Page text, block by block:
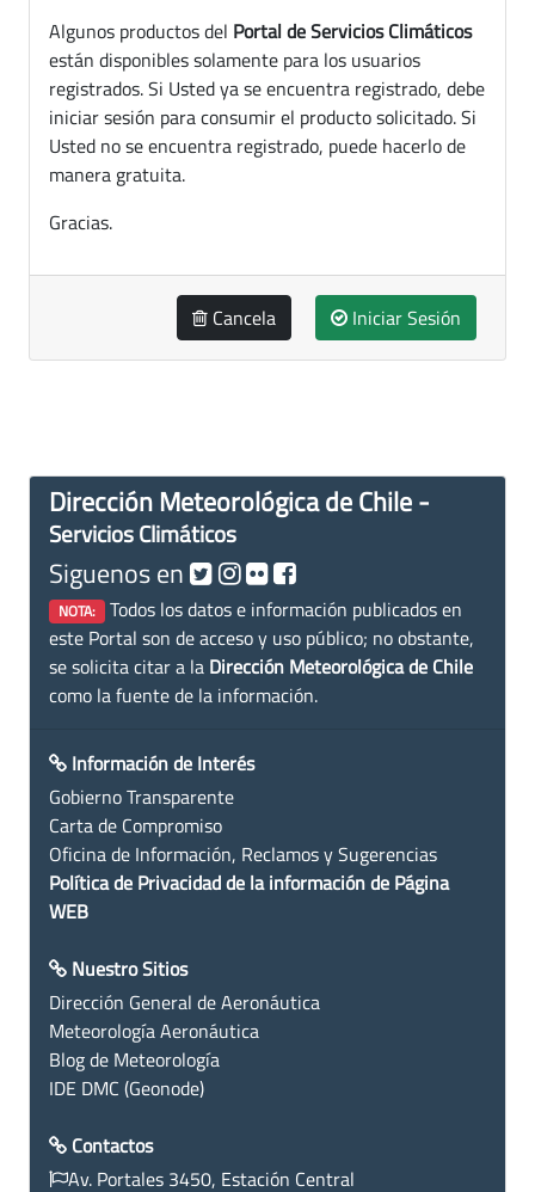
Algunos productos del Portal de Servicios Climáticos
están disponibles solamente para los usuarios
registrados. Si Usted ya se encuentra registrado, debe
iniciar sesión para consumir el producto solicitado. Si
Usted no se encuentra registrado, puede hacerlo de
manera gratuita.
Gracias.
Cancela Iniciar Sesión
Dirección Meteorológica de Chile -
Servicios Climáticos
Siguenos en
NOTA: Todos los datos e información publicados en
este Portal son de acceso y uso público; no obstante,
se solicita citar a la Dirección Meteorológica de Chile
como la fuente de la información.
Información de Interés
Gobierno Transparente
Carta de Compromiso
Oficina de Información, Reclamos y Sugerencias
Política de Privacidad de la información de Página
WEB
Nuestro Sitios
Dirección General de Aeronáutica
Meteorología Aeronáutica
Blog de Meteorología
IDE DMC (Geonode)
Contactos
Av. Portales 3450, Estación Central